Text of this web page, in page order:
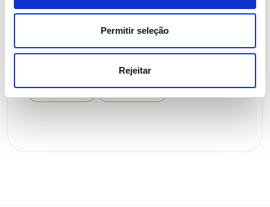
Permitir seleção
Rejeitar
2026 aprova todos os pontos
com larga maioria
Investidores Institucional